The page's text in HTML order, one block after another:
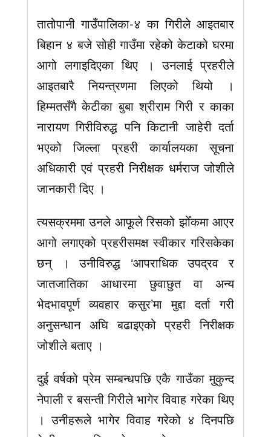
तातोपानी गाउँपालिका-४ का गिरीले आइतबार
बिहान ४ बजे सोही गाउँमा रहेको केटाको घरमा
आगो लगाइदिएका थिए । उनलाई प्रहरीले
आइतबारै नियन्त्रणमा लिएको थियो ।
हिम्मतसँगै केटीका बुबा श्रीराम गिरी र काका
नारायण गिरीविरुद्ध पनि किटानी जाहेरी दर्ता
भएको जिल्ला प्रहरी कार्यालयका सूचना
अधिकारी एवं प्रहरी निरीक्षक धर्मराज जोशीले
जानकारी दिए ।
त्यसक्रममा उनले आफूले रिसको झोँकमा आएर
आगो लगाएको प्रहरीसमक्ष स्वीकार गरिसकेका
छन् । उनीविरुद्ध ‘आपराधिक उपद्रव र
जातजातिका आधारमा छुवाछुत वा अन्य
भेदभावपूर्ण व्यवहार कसुर’मा मुद्दा दर्ता गरी
अनुसन्धान अघि बढाइएको प्रहरी निरीक्षक
जोशीले बताए ।
दुई वर्षको प्रेम सम्बन्धपछि एकै गाउँका मुकुन्द
नेपाली र बसन्ती गिरीले भागेर विवाह गरेका थिए
। उनीहरूले भागेर विवाह गरेको ४ दिनपछि